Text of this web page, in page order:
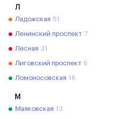
Л
Ладожская 51
Ленинский проспект 7
Лесная 31
Лиговский проспект 6
Ломоносовская 16
М
Маяковская 13